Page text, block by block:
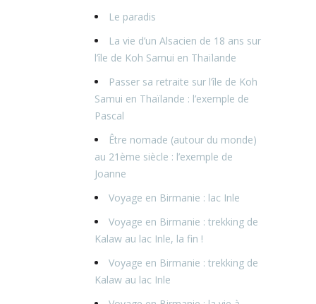
Le paradis
La vie d’un Alsacien de 18 ans sur
l’île de Koh Samui en Thaïlande
Passer sa retraite sur l’île de Koh
Samui en Thaïlande : l’exemple de
Pascal
Être nomade (autour du monde)
au 21ème siècle : l’exemple de
Joanne
Voyage en Birmanie : lac Inle
Voyage en Birmanie : trekking de
Kalaw au lac Inle, la fin !
Voyage en Birmanie : trekking de
Kalaw au lac Inle